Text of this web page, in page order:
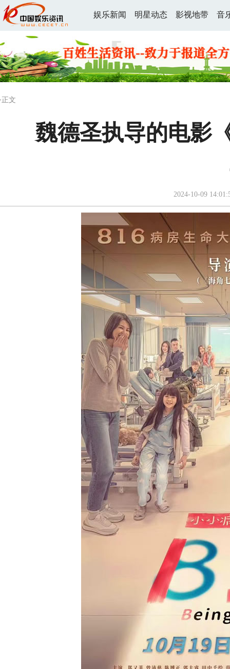
娱乐新闻 明星动态 影视地带 音
文
魏德圣执导的电影
2024-10-09